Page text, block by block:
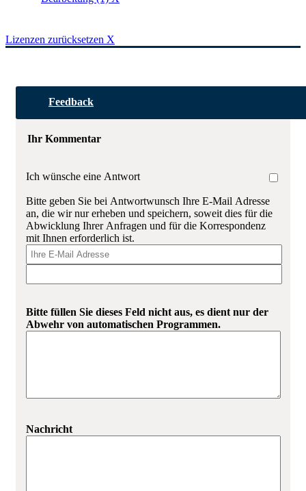
Lizenzen zurücksetzen X
Feedback
Ihr Kommentar
Ich wünsche eine Antwort
Bitte geben Sie bei Antwortwunsch Ihre E-Mail Adresse
an, die wir nur erheben und speichern, soweit dies für die
Abwicklung Ihrer Anfragen und für die Korrespondenz
mit Ihnen erforderlich ist.
Bitte füllen Sie dieses Feld nicht aus, es dient nur der
Abwehr von automatischen Programmen.
Nachricht